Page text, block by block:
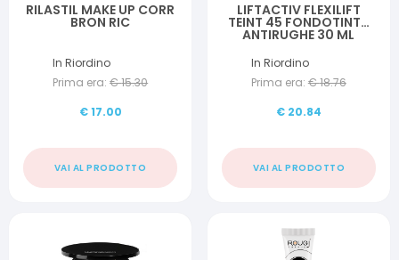
RILASTIL MAKE UP CORR
BRON RIC
In Riordino
Prima era: €15.30
€17.00
VAI AL PRODOTTO
LIFTACTIV FLEXILIFT
TEINT 45 FONDOTINTA
ANTIRUGHE 30 ML
In Riordino
Prima era: €18.76
€ 20.84
VAI AL PRODOTTO